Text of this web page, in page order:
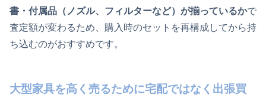
書・付属品（ノズル、フィルターなど）が揃っているかで
査定額が変わるため、購入時のセットを再構成してから持
ち込むのがおすすめです。
大型家具を高く売るために宅配ではなく出張買